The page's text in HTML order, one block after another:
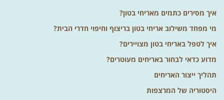
איך מסירים כתמים מאריחי בטון?
מי מפחד משילוב אריחי בטון בריצוף וחיפוי חדרי הבית?
איך לטפל באריחי בטון מצויירים?
מדוע כדאי לבחור באריחים מעוטרים?
תהליך ייצור האריחים
היסטוריה של המרצפות